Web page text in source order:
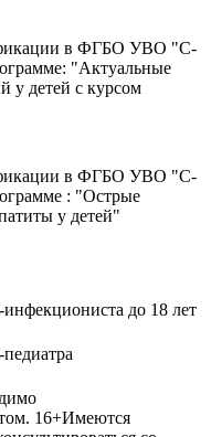
в ФГБО УВО "С-
"Актуальные
у детей с курсом
в ФГБО УВО "С-
: "Острые
у детей"
до 18 лет
16+Имеются